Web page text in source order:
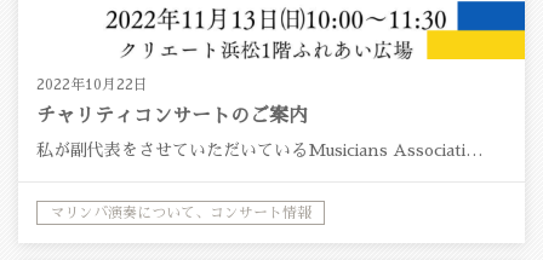
2022年10月22日
チャリティコンサートのご案内
私が副代表をさせていただいているMusicians Associati…
マリンバ演奏について、コンサート情報